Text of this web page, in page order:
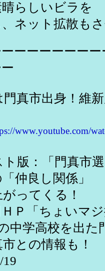
らしいビラを
ット拡散もさ
ーーーーーー
真市出身！維
www.youtube.com/
「門真市選
仲良し関係」
てくる！
ょいマジ掲
中学高校を出た
との情報も！